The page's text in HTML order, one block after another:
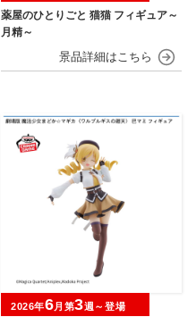
薬屋のひとりごと 猫猫 フィギュア～
月精～
2026年6月第3週～登場